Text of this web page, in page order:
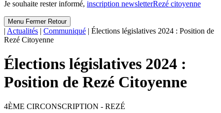
Je souhaite rester informé, inscription newsletterRezé citoyenne
Menu Fermer Retour
| Actualités | Communiqué | Élections législatives 2024 : Position de
Rezé Citoyenne
Élections législatives 2024 :
Position de Rezé Citoyenne
4ÈME CIRCONSCRIPTION - REZÉ